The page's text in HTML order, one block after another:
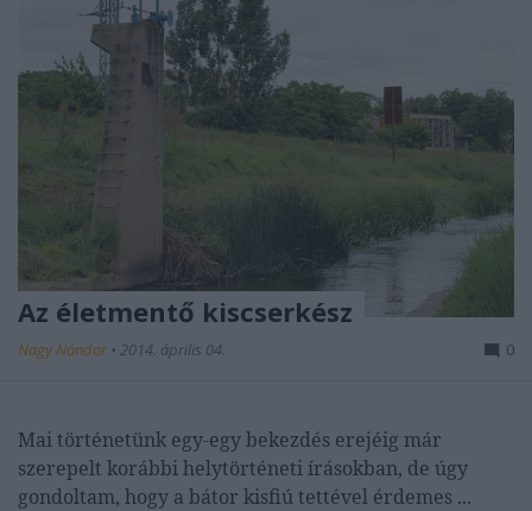
Az életmentő kiscserkész
Nagy Nándor • 2014. április 04. 0
Mai történetünk egy-egy bekezdés erejéig már
szerepelt korábbi helytörténeti írásokban, de úgy
gondoltam, hogy a bátor kisfiú tettével érdemes ...